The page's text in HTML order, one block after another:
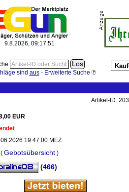
9.8.2026, 09:17:52
sind aus- Erweiterte Suche
Artikel-ID:
EUR
19:47:00 MEZ
Gebotsübersicht )
(466)